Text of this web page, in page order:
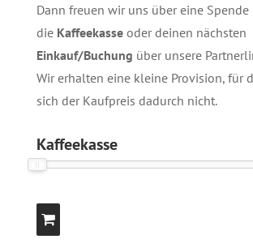
Dann freuen wir uns über eine Spende
die Kaffeekasseoder deinen nächsten
Einkauf/Buchung über unsere
Wir erhalten eine kleine Provision, für
sich der Kaufpreis dadurch nicht.
Kaffeekasse